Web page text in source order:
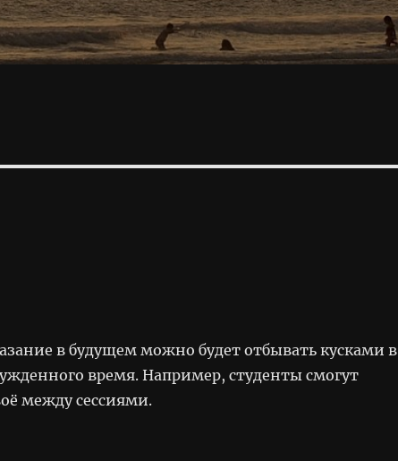
в будущем можно будет отбывать кусками в
время. Например, студенты смогут
между сессиями.